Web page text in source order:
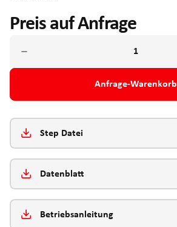
Preis auf Anfrage
Anfrage-Warenkorb
Step Datei
Datenblatt
Betriebsanleitung